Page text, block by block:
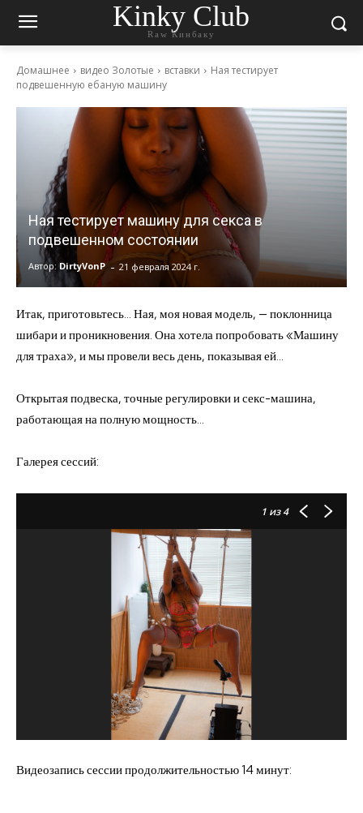
Kinky Club
Raw Кинбаку
Домашнее видео Золотые вставки
Ная тестирует
подвешенную ебаную машину
Ная тестирует машину для секса в
подвешенном состоянии
Автор: DirtyVonP - 21 февраля 2024 г.
Итак, приготовьтесь… Ная, моя новая модель, — поклонница
шибари и проникновения. Она хотела попробовать «Машину
для траха», и мы провели весь день, показывая ей…
Открытая подвеска, точные регулировки и секс-машина,
работающая на полную мощность…
Галерея сессий:
1 из 4
Видеозапись сессии продолжительностью 14 минут: